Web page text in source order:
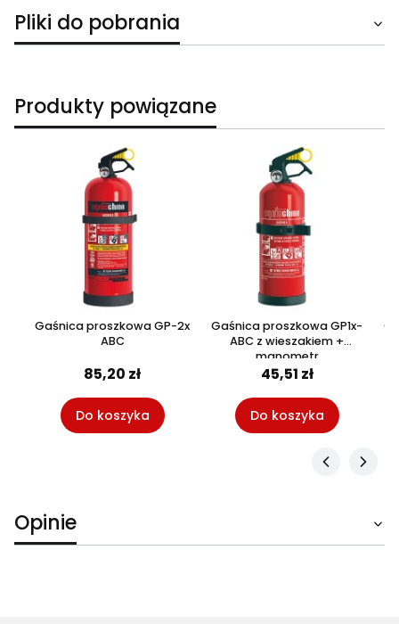
Pliki do pobrania
Produkty powiązane
Gaśnica proszkowa GP-2x
ABC
85,20 zł
Do koszyka
Gaśnica proszkowa GP1x-
ABC z wieszakiem +
manometr
45,51 zł
Do koszyka
Opinie